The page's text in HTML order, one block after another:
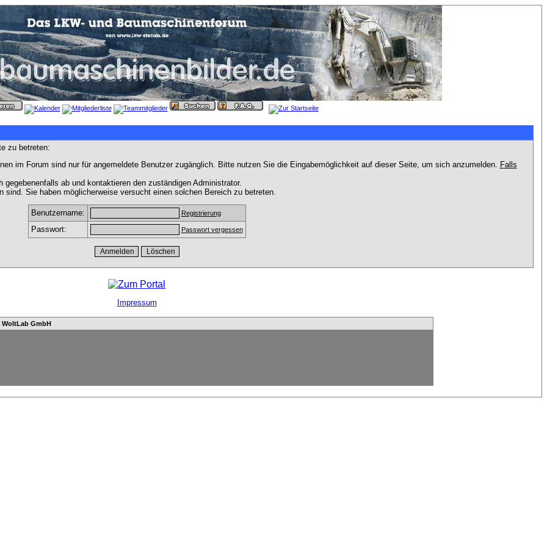
zu betreten:
im Forum sind nur für angemeldete Benutzer zugänglich. Bitte nutzen Sie die Eingabemöglichkeit auf dieser Seite, um sich anzumelden. Falls
ab und kontaktieren den zuständigen Administrator.
Sie haben möglicherweise versucht einen solchen Bereich zu betreten.
Benutzername: Registrierung
Passwort: Passwort vergessen
Impressum
WoltLab GmbH